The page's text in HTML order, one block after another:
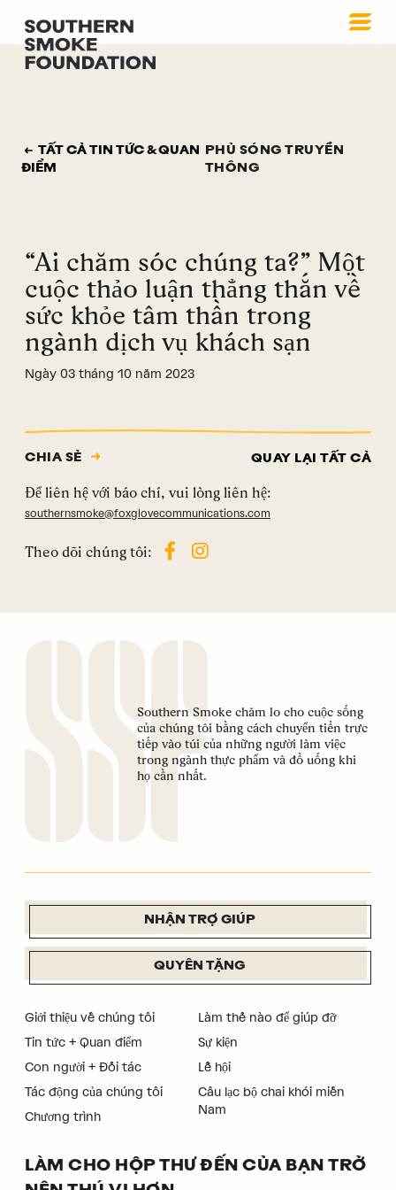
TẤT CẢ TIN TỨC & QUAN
ĐIỂM
PHỦ SÓNG TRUYỀN
THÔNG
“Ai chăm sóc chúng ta?” Một
cuộc thảo luận thẳng thắn về
sức khỏe tâm thần trong
ngành dịch vụ khách sạn
Ngày 03 tháng 10 năm 2023
CHIA SẺ QUAY LẠI TẤT CẢ
Để liên hệ với báo chí, vui lòng liên hệ:
southernsmoke@foxglovecommunications.com
Theo dõi chúng tôi:
Southern Smoke chăm lo cho cuộc sống
của chúng tôi bằng cách chuyển tiền trực
tiếp vào túi của những người làm việc
trong ngành thực phẩm và đồ uống khi
họ cần nhất.
NHẬN TRỢ GIÚP
QUYÊN TẶNG
Giới thiệu về chúng tôi
Tin tức + Quan điểm
Con người + Đối tác
Tác động của chúng tôi
Chương trình
Làm thế nào để giúp đỡ
Sự kiện
Lễ hội
Câu lạc bộ chai khói miền
Nam
LÀM CHO HỘP THƯ ĐẾN CỦA BẠN TRỞ